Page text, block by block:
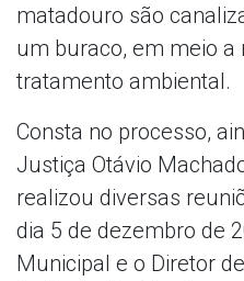
matadouro são
um buraco, em meio
tratamento ambiental.
Consta no processo,
Justiça Otávio
realizou diversas
dia 5 de dezembro de
Municipal e o Diretor